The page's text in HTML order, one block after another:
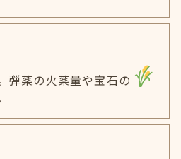
弾薬の火薬量や宝石の